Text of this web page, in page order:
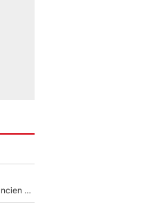
Après le dérapage de Nelson Monfort sur CNews, un ancien journaliste de France Télévisions relance la polémique sur les incendies en Gironde